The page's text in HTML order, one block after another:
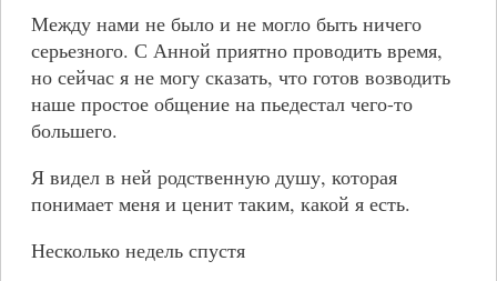
Между нами не было и не могло быть ничего
серьезного. С Анной приятно проводить время,
но сейчас я не могу сказать, что готов возводить
наше простое общение на пьедестал чего-то
большего.
Я видел в ней родственную душу, которая
понимает меня и ценит таким, какой я есть.
Несколько недель спустя